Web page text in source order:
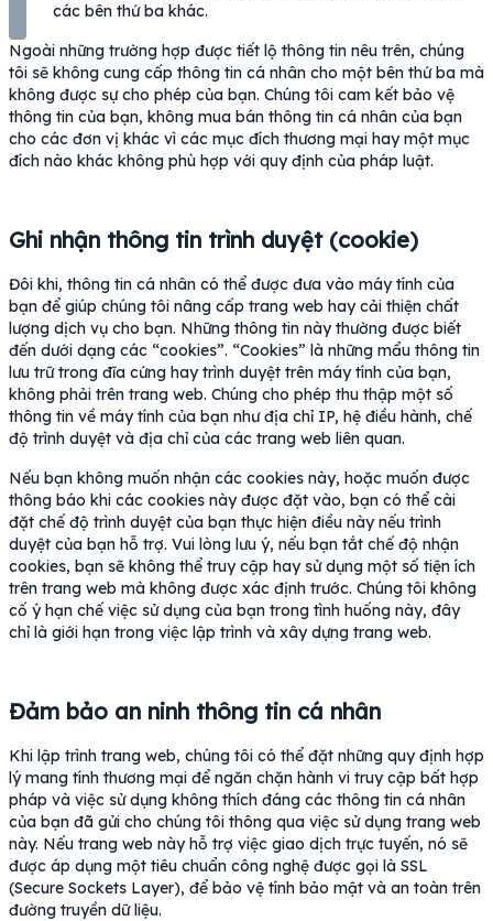
các bên thứ ba khác.
Ngoài những trường hợp được tiết lộ thông tin nêu trên, chúng
tôi sẽ không cung cấp thông tin cá nhân cho một bên thứ ba mà
không được sự cho phép của bạn. Chúng tôi cam kết bảo vệ
thông tin của bạn, không mua bán thông tin cá nhân của bạn
cho các đơn vị khác vì các mục đích thương mại hay một mục
đích nào khác không phù hợp với quy định của pháp luật.
Ghi nhận thông tin trình duyệt (cookie)
Đôi khi, thông tin cá nhân có thể được đưa vào máy tính của
bạn để giúp chúng tôi nâng cấp trang web hay cải thiện chất
lượng dịch vụ cho bạn. Những thông tin này thường được biết
đến dưới dạng các “cookies”. “Cookies” là những mẩu thông tin
lưu trữ trong đĩa cứng hay trình duyệt trên máy tính của bạn,
không phải trên trang web. Chúng cho phép thu thập một số
thông tin về máy tính của bạn như địa chỉ IP, hệ điều hành, chế
độ trình duyệt và địa chỉ của các trang web liên quan.
Nếu bạn không muốn nhận các cookies này, hoặc muốn được
thông báo khi các cookies này được đặt vào, bạn có thể cài
đặt chế độ trình duyệt của bạn thực hiện điều này nếu trình
duyệt của bạn hỗ trợ. Vui lòng lưu ý, nếu bạn tắt chế độ nhận
cookies, bạn sẽ không thể truy cập hay sử dụng một số tiện ích
trên trang web mà không được xác định trước. Chúng tôi không
cố ý hạn chế việc sử dụng của bạn trong tình huống này, đây
chỉ là giới hạn trong việc lập trình và xây dựng trang web.
Đảm bảo an ninh thông tin cá nhân
Khi lập trình trang web, chúng tôi có thể đặt những quy định hợp
lý mang tính thương mại để ngăn chặn hành vi truy cập bất hợp
pháp và việc sử dụng không thích đáng các thông tin cá nhân
của bạn đã gửi cho chúng tôi thông qua việc sử dụng trang web
này. Nếu trang web này hỗ trợ việc giao dịch trực tuyến, nó sẽ
được áp dụng một tiêu chuẩn công nghệ được gọi là SSL
(Secure Sockets Layer), để bảo vệ tính bảo mật và an toàn trên
đường truyền dữ liệu.